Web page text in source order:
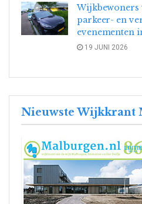
Wijkbewoners
parkeer- en
evenementen
19 JUNI 2026
Nieuwste Wijkkrant